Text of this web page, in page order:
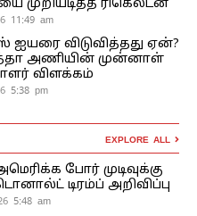
முறியடித்த ரிகெல்டன்
11:49 am
ஐயரை விடுவித்தது ஏன்?
அணியின் முன்னாள்
விளக்கம்
5:38 pm
EXPLORE ALL
போர் முடிவுக்கு
டிரம்ப் அறிவிப்பு
5:48 am